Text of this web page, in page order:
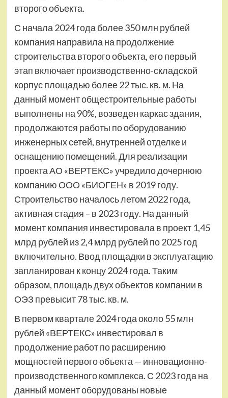
второго объекта.
С начала 2024 года более 350 млн рублей
компания направила на продолжение
строительства второго объекта, его первый
этап включает производственно-складской
корпус площадью более 22 тыс. кв. м. На
данный момент общестроительные работы
выполнены на 90%, возведен каркас здания,
продолжаются работы по оборудованию
инженерных сетей, внутренней отделке и
оснащению помещений. Для реализации
проекта АО «ВЕРТЕКС» учредило дочернюю
компанию ООО «БИОГЕН» в 2019 году.
Строительство началось летом 2022 года,
активная стадия – в 2023 году. На данный
момент компания инвестировала в проект 1,45
млрд рублей из 2,4 млрд рублей по 2025 год
включительно. Ввод площадки в эксплуатацию
запланирован к концу 2024 года. Таким
образом, площадь двух объектов компании в
ОЭЗ превысит 78 тыс. кв. м.
В первом квартале 2024 года около 55 млн
рублей «ВЕРТЕКС» инвестировал в
продолжение работ по расширению
мощностей первого объекта — инновационно-
производственного комплекса. С 2023 года на
данный момент оборудованы новые